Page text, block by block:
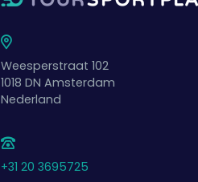
Weesperstraat 102
1018 DN Amsterdam
Nederland
+31 20 3695725